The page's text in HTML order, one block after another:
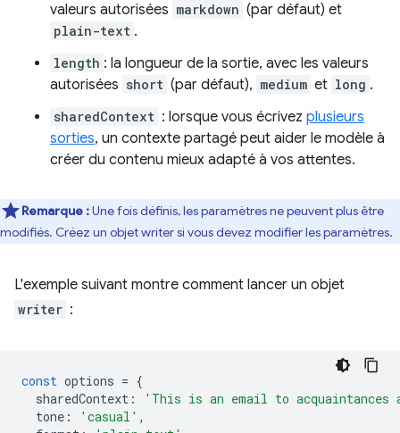
valeurs autorisées markdown (par défaut) et
plain-text .
length : la longueur de la sortie, avec les valeurs
autorisées short (par défaut), medium et long .
sharedContext : lorsque vous écrivez plusieurs
sorties, un contexte partagé peut aider le modèle à
créer du contenu mieux adapté à vos attentes.
Remarque :Une fois définis, les paramètres ne peuvent plus être
modifiés. Créez un objet writer si vous devez modifier les paramètres.
L'exemple suivant montre comment lancer un objet
writer :
const options = {
sharedContext :
'This is an email to acquaintances
tone : 'casual' ,